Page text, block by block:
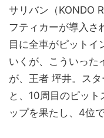
サリバン（KONDO
フティカーが導入さ
目に全車がピットイ
いくが、こういった
が、王者 坪井。ス
と、10周目のピッ
ップを果たし、4位